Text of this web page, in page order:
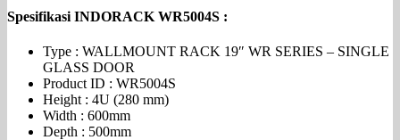
Spesifikasi INDORACK WR5004S :
Type : WALLMOUNT RACK 19″ WR SERIES – SINGLE
GLASS DOOR
Product ID : WR5004S
Height : 4U (280 mm)
Width : 600mm
Depth : 500mm